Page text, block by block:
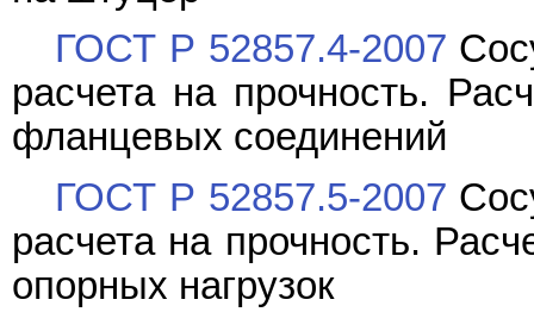
ГОСТ Р 52857.4-2007
расчета на прочность.
фланцевых соединений
ГОСТ Р 52857.5-2007
расчета на прочность.
опорных нагрузок